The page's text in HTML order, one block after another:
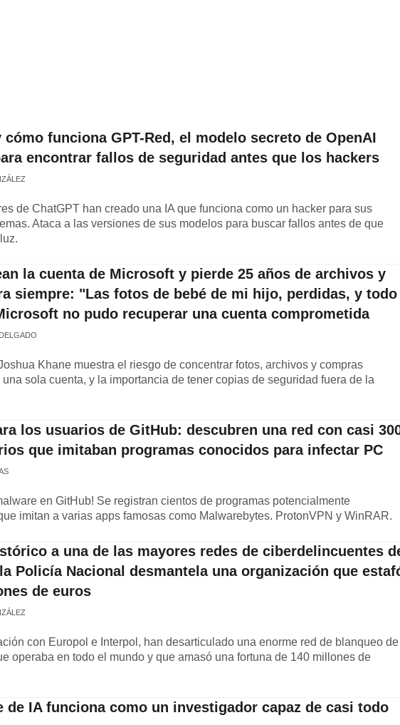
cómo funciona GPT-Red, el modelo secreto de OpenAI
encontrar fallos de seguridad antes que los hackers
de ChatGPT han creado una IA que funciona como un hacker para sus
Ataca a las versiones de sus modelos para buscar fallos antes de que
la cuenta de Microsoft y pierde 25 años de archivos y
siempre: "Las fotos de bebé de mi hijo, perdidas, y todo
no pudo recuperar una cuenta comprometida
Khane muestra el riesgo de concentrar fotos, archivos y compras
sola cuenta, y la importancia de tener copias de seguridad fuera de la
los usuarios de GitHub: descubren una red con casi
que imitaban programas conocidos para infectar PC
en GitHub! Se registran cientos de programas potencialmente
imitan a varias apps famosas como Malwarebytes. ProtonVPN y WinRAR.
a una de las mayores redes de ciberdelincuentes
Policía Nacional desmantela una organización que
de euros
con Europol e Interpol, han desarticulado una enorme red de blanqueo de
operaba en todo el mundo y que amasó una fortuna de 140 millones de
de IA funciona como un investigador capaz de casi todo